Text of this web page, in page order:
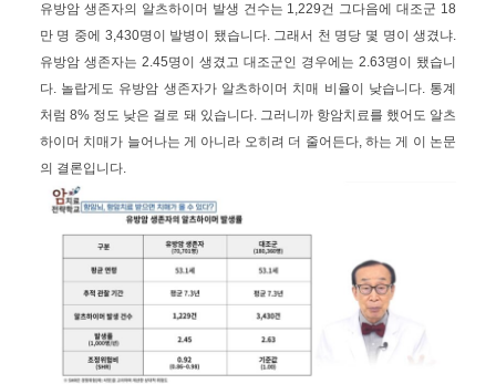
유방암 생존자의 알츠하이머 발생 건수는 1,229건 그다음에 대조군 18
만 명 중에 3,430명이 발병이 됐습니다. 그래서 천 명당 몇 명이 생겼냐.
유방암 생존자는 2.45명이 생겼고 대조군인 경우에는 2.63명이 됐습니
다. 놀랍게도 유방암 생존자가 알츠하이머 치매 비율이 낮습니다. 통계
처럼 8% 정도 낮은 걸로 돼 있습니다. 그러니까 항암치료를 했어도 알츠
하이머 치매가 늘어나는 게 아니라 오히려 더 줄어든다, 하는 게 이 논문
의 결론입니다.